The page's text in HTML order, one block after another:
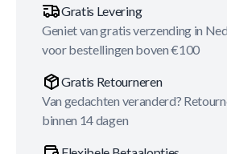
Gratis Levering
Geniet van gratis verzending in
voor bestellingen boven €100
Gratis Retourneren
Van gedachten veranderd?
binnen 14 dagen